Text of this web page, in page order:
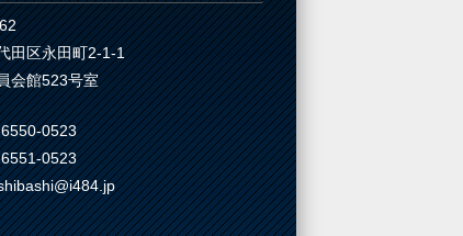
田区永田町2-1-1
会館523号室
0523
0523